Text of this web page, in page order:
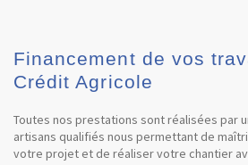
Financement de vos
Crédit Agricole
Toutes nos prestations sont réalisées par
artisans qualifiés nous permettant de
votre projet et de réaliser votre chantier